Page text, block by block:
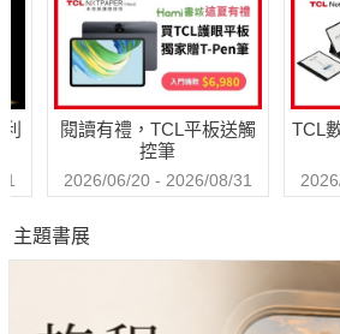
閱讀有禮，TCL平板送觸
控筆
2026/06/20 - 2026/08/31
TCL
主題書展